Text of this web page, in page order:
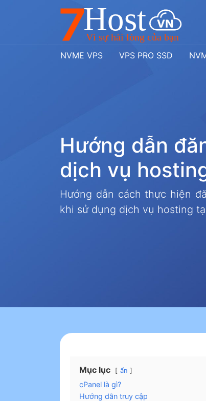
NVME VPS VPS PRO SSD
Hướng dẫn đă
dịch vụ hostin
Hướng dẫn cách thực hiện
khi sử dụng dịch vụ hosting
Mục lục ẩn
cPanel là gì?
Hướng dẫn truy cập